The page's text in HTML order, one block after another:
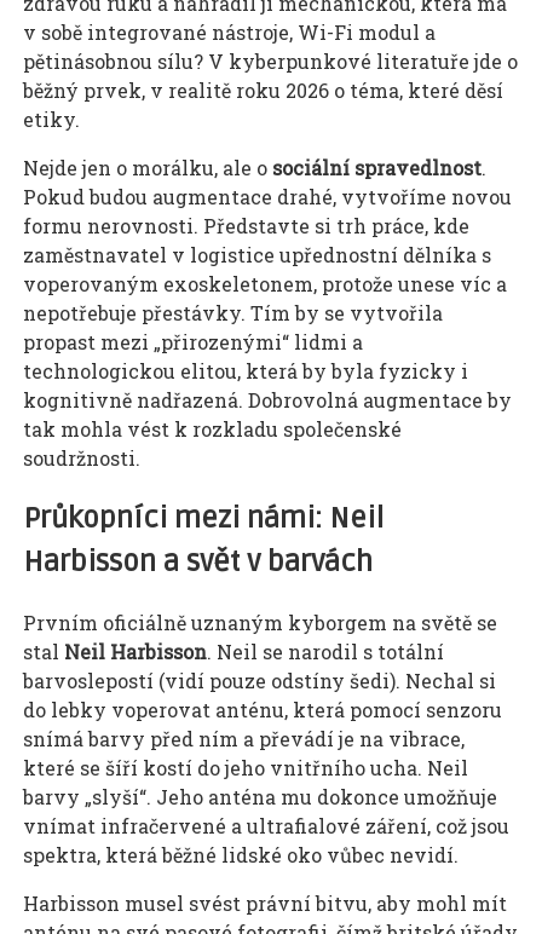
v sobě integrované nástroje, Wi-Fi modul a
pětinásobnou sílu? V kyberpunkové literatuře jde o
běžný prvek, v realitě roku 2026 o téma, které děsí
etiky.
Nejde jen o morálku, ale o sociální spravedlnost.
Pokud budou augmentace drahé, vytvoříme novou
formu nerovnosti. Představte si trh práce, kde
zaměstnavatel v logistice upřednostní dělníka s
voperovaným exoskeletonem, protože unese víc a
nepotřebuje přestávky. Tím by se vytvořila
propast mezi „přirozenými“ lidmi a
technologickou elitou, která by byla fyzicky i
kognitivně nadřazená. Dobrovolná augmentace by
tak mohla vést k rozkladu společenské
soudržnosti.
Průkopníci mezi námi: Neil
Harbisson a svět v barvách
Prvním oficiálně uznaným kyborgem na světě se
stal Neil Harbisson. Neil se narodil s totální
barvoslepostí (vidí pouze odstíny šedi). Nechal si
do lebky voperovat anténu, která pomocí senzoru
snímá barvy před ním a převádí je na vibrace,
které se šíří kostí do jeho vnitřního ucha. Neil
barvy „slyší“. Jeho anténa mu dokonce umožňuje
vnímat infračervené a ultrafialové záření, což jsou
spektra, která běžné lidské oko vůbec nevidí.
Harbisson musel svést právní bitvu, aby mohl mít